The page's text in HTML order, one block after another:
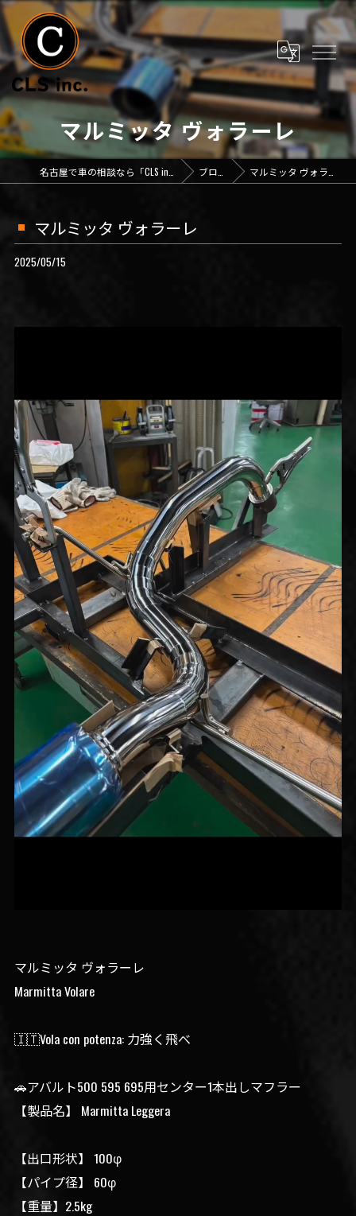
マルミッタ ヴォラーレ
ブログ マルミッタ ヴォラーレ
マルミッタ ヴォラーレ
2025/05/15
マルミッタ ヴォラーレ
Marmitta Volare
🇮🇹Vola con potenza: 力強く飛べ
🚗アバルト500 595 695用センター1本出しマフラー
【製品名】 Marmitta Leggera
【出口形状】 100φ
【パイプ径】 60φ
【重量】2.5kg